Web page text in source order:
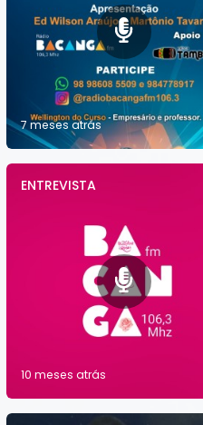
7 meses atrás
ENTREVISTA
10 meses atrás